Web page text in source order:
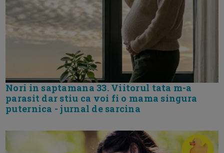
Nori in saptamana 33. Viitorul tata m-a
parasit dar stiu ca voi fi o mama singura
puternica - jurnal de sarcina